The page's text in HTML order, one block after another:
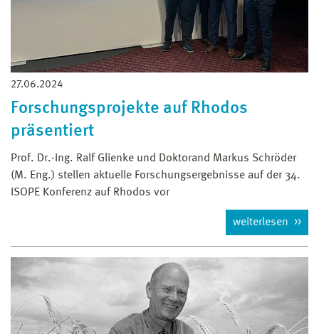
27.06.2024
Forschungsprojekte auf Rhodos
präsentiert
Prof. Dr.-Ing. Ralf Glienke und Doktorand Markus Schröder
(M. Eng.) stellen aktuelle Forschungsergebnisse auf der 34.
ISOPE Konferenz auf Rhodos vor
weiterlesen